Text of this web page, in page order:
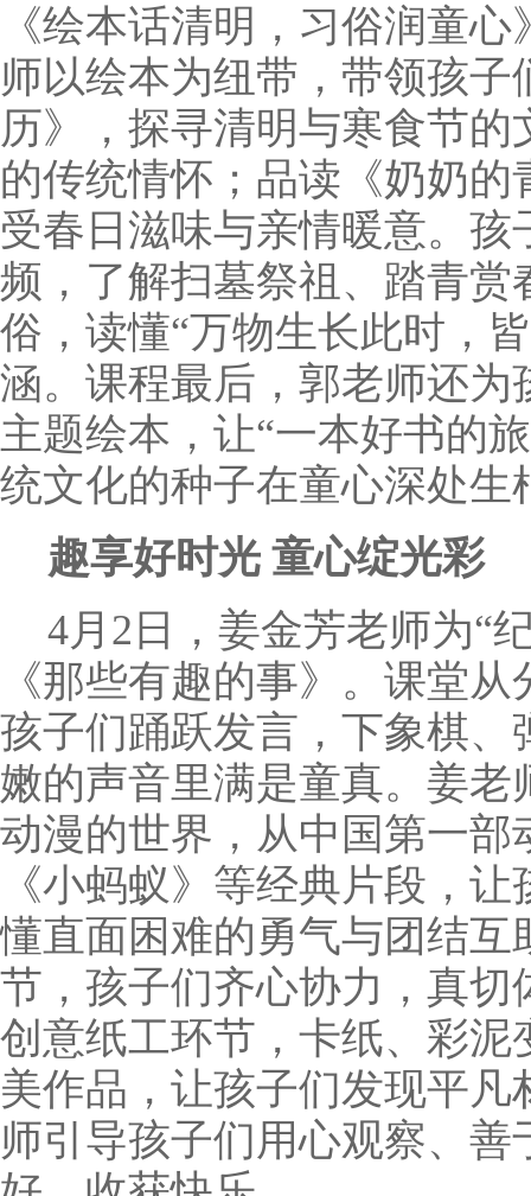
《绘本话清明，习俗润童
师以绘本为纽带，带领孩
历》，探寻清明与寒食节
的传统情怀；品读《奶奶
受春日滋味与亲情暖意。
频，了解扫墓祭祖、踏青赏
俗，读懂“万物生长此时，
涵。课程最后，郭老师还
主题绘本，让“一本好书的
统文化的种子在童心深处生
趣享好时光 童心绽光彩
4月2日，姜金芳老师为“
《那些有趣的事》。课堂
孩子们踊跃发言，下象棋、
嫩的声音里满是童真。姜
动漫的世界，从中国第一
《小蚂蚁》等经典片段，
懂直面困难的勇气与团结互
节，孩子们齐心协力，真切
创意纸工环节，卡纸、彩
美作品，让孩子们发现平
师引导孩子们用心观察、